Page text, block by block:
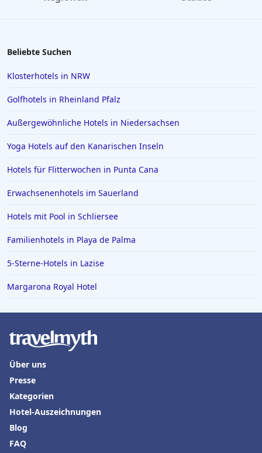
Beliebte Suchen
Klosterhotels in NRW
Golfhotels in Rheinland Pfalz
Außergewöhnliche Hotels in Niedersachsen
Yoga Hotels auf den Kanarischen Inseln
Hotels für Flitterwochen in Punta Cana
Erwachsenenhotels im Sauerland
Hotels mit Pool in Schliersee
Familienhotels in Playa de Palma
5-Sterne-Hotels in Lazise
Margarona Royal Hotel
Über uns
Presse
Kategorien
Hotel-Auszeichnungen
Blog
FAQ